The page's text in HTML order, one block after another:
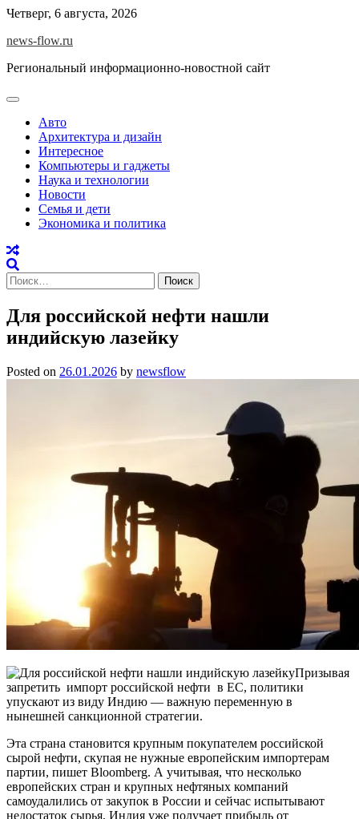
Skip
content
Четверг, 6 августа, 2026
news-flow.ru
Региональный информационно-новостной сайт
Авто
Архитектура и дизайн
Интересное
Компьютеры и гаджеты
Наука и технологии
Новости
Семья и дети
Экономика и политика
Найти:
Для российской нефти нашли
индийскую лазейку
Posted on 26.01.2026 by newsflow
Призывая
запретить импорт российской нефти в ЕС, политики
упускают из виду Индию — важную переменную в
нынешней санкционной стратегии.
Эта страна становится крупным покупателем российской
сырой нефти, скупая не нужные европейским импортерам
партии, пишет Bloomberg. А учитывая, что несколько
европейских стран и крупных нефтяных компаний
самоудалились от закупок в России и сейчас испытывают
недостаток сырья, Индия уже получает прибыль от